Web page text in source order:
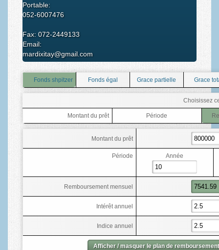
Portable:
052-6007476
Fax: 072-2449133
Email:
mardixitay@gmail.com
Fonds shpitzer Fonds égal Grace partielle Grace
Choisissez
Montant du prêt Période
Montant du prêt
Période Année
Remboursement mensuel
Intérêt annuel
Indice annuel
Afficher / masquer le plan de